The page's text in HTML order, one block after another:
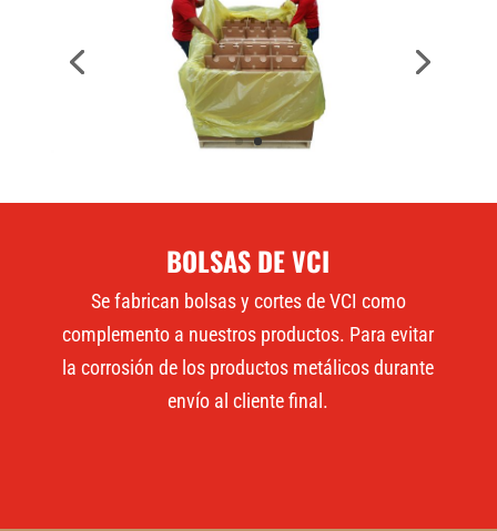
BOLSAS DE VCI
Se fabrican bolsas y cortes de VCI como
complemento a nuestros productos. Para evitar
la corrosión de los productos metálicos durante
envío al cliente final.